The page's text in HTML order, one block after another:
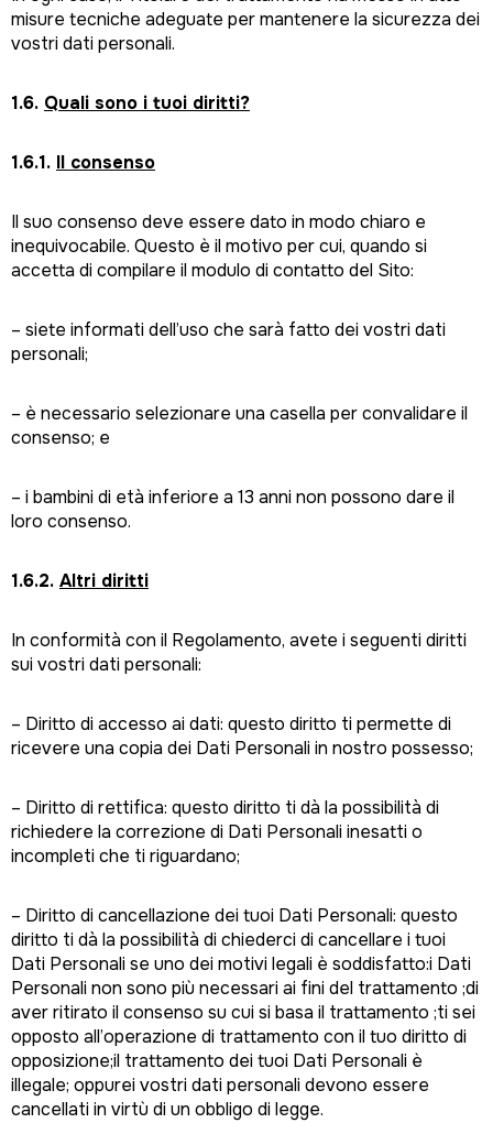
misure tecniche adeguate per mantenere la sicurezza dei
vostri dati personali.
1.6. Quali sono i tuoi diritti?
1.6.1. Il consenso
Il suo consenso deve essere dato in modo chiaro e
inequivocabile. Questo è il motivo per cui, quando si
accetta di compilare il modulo di contatto del Sito:
– siete informati dell’uso che sarà fatto dei vostri dati
personali;
– è necessario selezionare una casella per convalidare il
consenso; e
– i bambini di età inferiore a 13 anni non possono dare il
loro consenso.
1.6.2. Altri diritti
In conformità con il Regolamento, avete i seguenti diritti
sui vostri dati personali:
– Diritto di accesso ai dati: questo diritto ti permette di
ricevere una copia dei Dati Personali in nostro possesso;
– Diritto di rettifica: questo diritto ti dà la possibilità di
richiedere la correzione di Dati Personali inesatti o
incompleti che ti riguardano;
– Diritto di cancellazione dei tuoi Dati Personali: questo
diritto ti dà la possibilità di chiederci di cancellare i tuoi
Dati Personali se uno dei motivi legali è soddisfatto:i Dati
Personali non sono più necessari ai fini del trattamento ;di
aver ritirato il consenso su cui si basa il trattamento ;ti sei
opposto all’operazione di trattamento con il tuo diritto di
opposizione;il trattamento dei tuoi Dati Personali è
illegale; oppurei vostri dati personali devono essere
cancellati in virtù di un obbligo di legge.